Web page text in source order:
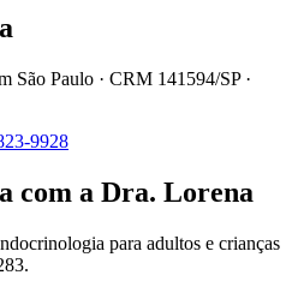
São Paulo · CRM 141594/SP·
9928
com a Dra. Lorena
para adultos e crianças
.